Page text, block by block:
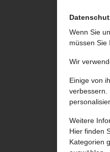
Wenn Sie
müssen Sie
Wir
Einige von
verbessern.
Weitere
Hier finden
Kategorien